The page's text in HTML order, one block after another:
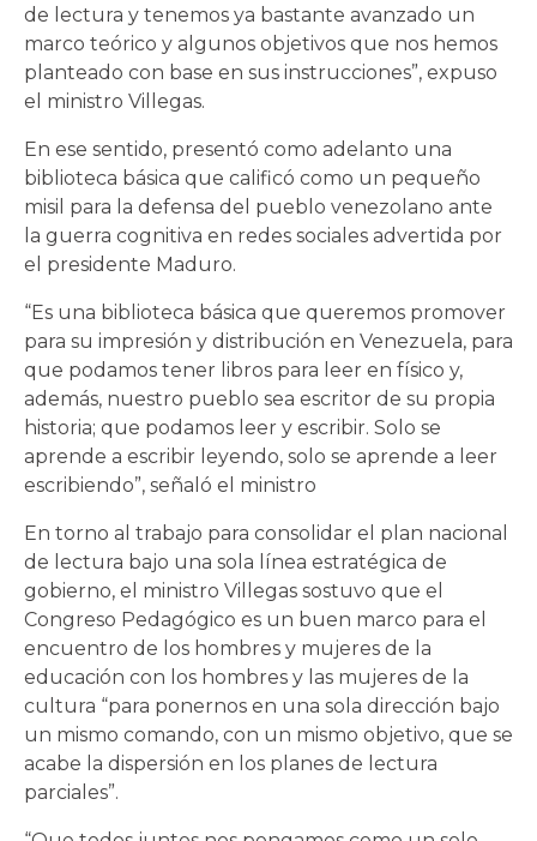
de lectura y tenemos ya bastante avanzado un
marco teórico y algunos objetivos que nos hemos
planteado con base en sus instrucciones”, expuso
el ministro Villegas.
En ese sentido, presentó como adelanto una
biblioteca básica que calificó como un pequeño
misil para la defensa del pueblo venezolano ante
la guerra cognitiva en redes sociales advertida por
el presidente Maduro.
“Es una biblioteca básica que queremos promover
para su impresión y distribución en Venezuela, para
que podamos tener libros para leer en físico y,
además, nuestro pueblo sea escritor de su propia
historia; que podamos leer y escribir. Solo se
aprende a escribir leyendo, solo se aprende a leer
escribiendo”, señaló el ministro
En torno al trabajo para consolidar el plan nacional
de lectura bajo una sola línea estratégica de
gobierno, el ministro Villegas sostuvo que el
Congreso Pedagógico es un buen marco para el
encuentro de los hombres y mujeres de la
educación con los hombres y las mujeres de la
cultura “para ponernos en una sola dirección bajo
un mismo comando, con un mismo objetivo, que se
acabe la dispersión en los planes de lectura
parciales”.